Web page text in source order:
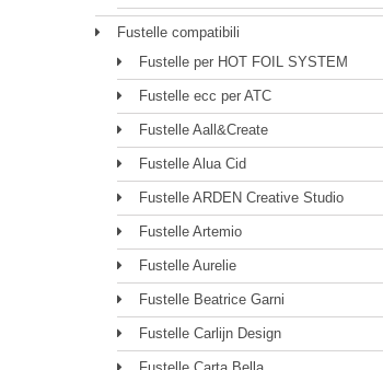
Fustelle compatibili
Fustelle per HOT FOIL SYSTEM
Fustelle ecc per ATC
Fustelle Aall&Create
Fustelle Alua Cid
Fustelle ARDEN Creative Studio
Fustelle Artemio
Fustelle Aurelie
Fustelle Beatrice Garni
Fustelle Carlijn Design